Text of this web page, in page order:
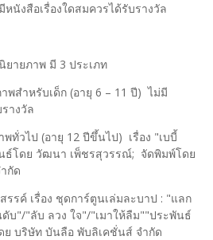
หนังสือเรื่องใดสมควรได้รับรางวัล
ายภาพ มี 3 ประเภท
พสำหรับเด็ก (อายุ 6 – 11 ปี) ไม่มี
บรางวัล
ทั่วไป (อายุ 12 ปีขึ้นไป) เรื่อง "เบบี้
นธ์โดย วัฒนา เพ็ชรสุวรรณ์; จัดพิมพ์โดย
กัด
รรค์ เรื่อง ชุดการ์ตูนเล่มละบาป : "แลก
บ"/"ลับ ลวง ใจ"/"เมาให้ลืม""ประพันธ์
บริษัท บันลือ พับลิเคชั่นส์ จำกัด